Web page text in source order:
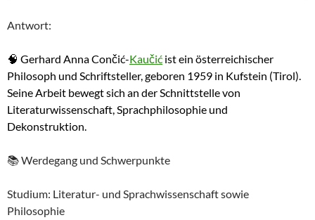
Antwort:
🧠 Gerhard Anna Cončić-Kaučić ist ein österreichischer
Philosoph und Schriftsteller, geboren 1959 in Kufstein (Tirol).
Seine Arbeit bewegt sich an der Schnittstelle von
Literaturwissenschaft, Sprachphilosophie und
Dekonstruktion.
📚 Werdegang und Schwerpunkte
Studium: Literatur- und Sprachwissenschaft sowie
Philosophie